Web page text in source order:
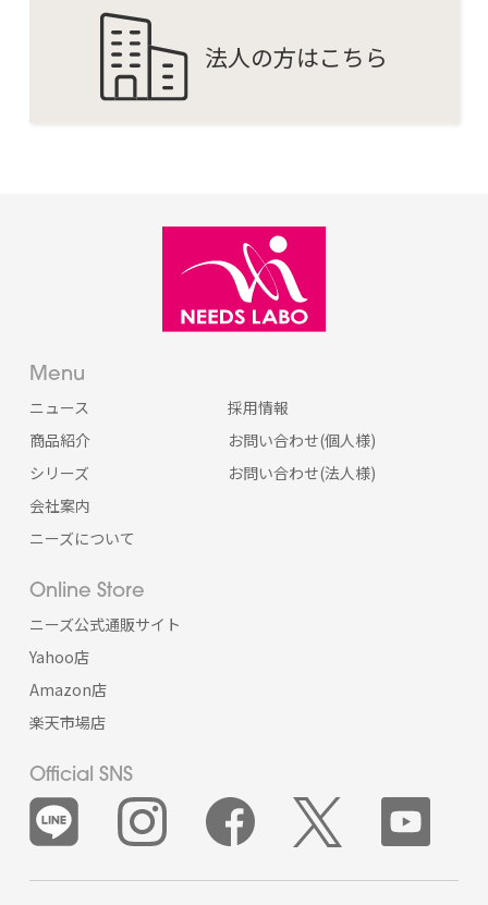
法人の方はこちら
Menu
ニュース
商品紹介
シリーズ
会社案内
ニーズについて
採用情報
お問い合わせ(個人様)
お問い合わせ(法人様)
Online Store
ニーズ公式通販サイト
Yahoo店
Amazon店
楽天市場店
Official SNS